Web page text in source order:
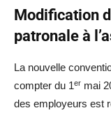
Modification
patronale à
La nouvelle
compter du 1er mai
des employeurs est